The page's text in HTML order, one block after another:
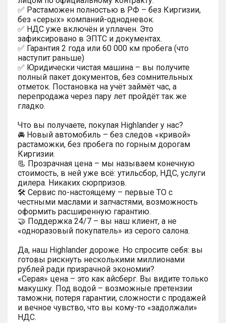
✅ Растаможен полностью в РФ – без Киргизии,
без «серых» компаний-однодневок.
✅ НДС уже включён и уплачен. Это
зафиксировано в ЭПТС и документах.
✅ Гарантия 2 года или 60 000 км пробега (что
наступит раньше)
✅ Юридически чистая машина – вы получите
полный пакет документов, без сомнительных
отметок. Постановка на учёт займёт час, а
перепродажа через пару лет пройдёт так же
гладко.
Что вы получаете, покупая Highlander у нас?
🚘 Новый автомобиль – без следов «кривой»
растаможки, без пробега по горным дорогам
Киргизии.
📃 Прозрачная цена – мы называем конечную
стоимость, в ней уже всё: утильсбор, НДС, услуги
дилера. Никаких сюрпризов.
🛠 Сервис по-настоящему – первые ТО с
честными маслами и запчастями, возможность
оформить расширенную гарантию.
🤝 Поддержка 24/7 – вы наш клиент, а не
«одноразовый покупатель» из серого салона.
Да, наш Highlander дороже. Но спросите себя: вы
готовы рискнуть несколькими миллионами
рублей ради призрачной экономии?
«Серая» цена – это как айсберг. Вы видите только
макушку. Под водой – возможные претензии
таможни, потеря гарантии, сложности с продажей
и вечное чувство, что вы кому-то «задолжали»
НДС.